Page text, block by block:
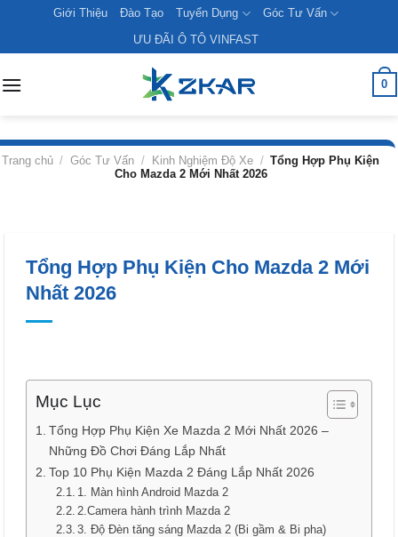
content
Giới Thiệu Đào Tạo Tuyển Dụng
Góc Tư Vấn
ƯU ĐÃI Ô TÔ VINFAST
0
Trang chủ / Góc Tư Vấn / Kinh Nghiệm Độ Xe / Tổng Hợp Phụ Kiện
Cho Mazda 2 Mới Nhất 2026
Tổng Hợp Phụ Kiện Cho Mazda 2 Mới
Nhất 2026
Mục Lục
Tổng Hợp Phụ Kiện Xe Mazda 2 Mới Nhất 2026 –
Những Đồ Chơi Đáng Lắp Nhất
Top 10 Phụ Kiện Mazda 2 Đáng Lắp Nhất 2026
1. Màn hình Android Mazda 2
2.Camera hành trình Mazda 2
3. Độ Đèn tăng sáng Mazda 2 (Bi gầm & Bi pha)